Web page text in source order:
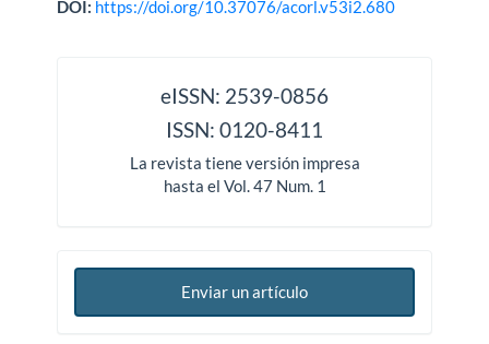
DOI: https://doi.org/10.37076/acorl.v53i2.680
eISSN: 2539-0856
ISSN: 0120-8411
La revista tiene versión impresa
hasta el Vol. 47 Num. 1
Enviar un artículo